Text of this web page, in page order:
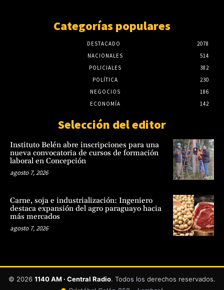
Categorías populares
DESTACADO
2078
NACIONALES
514
POLICIALES
382
POLÍTICA
230
NEGOCIOS
186
ECONOMÍA
142
Selección del editor
Instituto Belén abre inscripciones para una
nueva convocatoria de cursos de formación
laboral en Concepción
agosto 7, 2026
Carne, soja e industrialización: Ingeniero
destaca expansión del agro paraguayo hacia
más mercados
agosto 7, 2026
© 2026 1140 AM · Central Radio. Todos los derechos reservados.